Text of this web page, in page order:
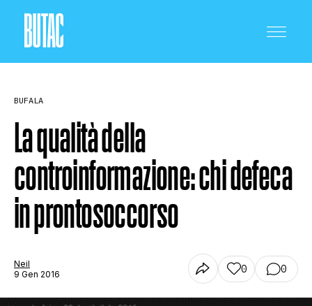
CRONACA E POLITICA
SCIENZA E TECNOLOGIA
SALUTE E MEDICINA
BUFALA
La qualità della
controinformazione: chi defeca
in prontosoccorso
Neil
9 Gen 2016
0 0